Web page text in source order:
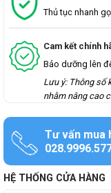
Thủ tục nhanh
Cam kết chính
Bảo dưỡng lên
Lưu ý: Thông số
nhằm nâng cao
Tư vấn mua
HỆ THỐNG CỬA HÀNG